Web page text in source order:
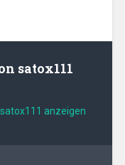
satox111
anzeigen